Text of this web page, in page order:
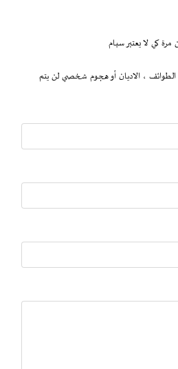
مرة كي لا يعتبر سبام
الطوائف ، الاديان أو هجوم شخصي لن يتم